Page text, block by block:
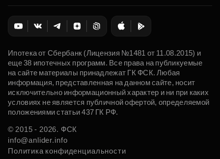
Ипотека от Сбербанк (Лицензия №1481 от 11.08.2015) и
еще 38 ипотечных программ. Все права на публикуемые
на сайте материалы принадлежат ГК ФСК. Любая
информация, представленная на данном сайте, носит
исключительно информационный характер и ни при каких
условиях не является публичной офертой, определяемой
положениями статьи 437 ГК РФ.
© 2015 - 2026. ФСК
info@anlider.info
Политика конфиденциальности